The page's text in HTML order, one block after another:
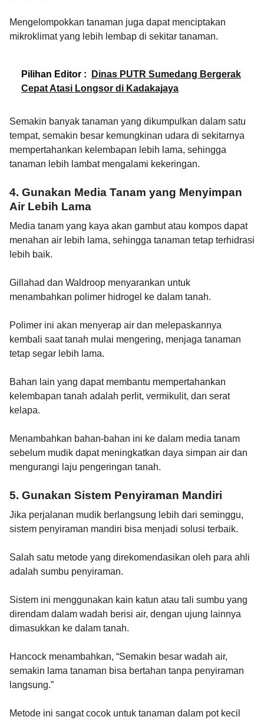
Mengelompokkan tanaman juga dapat menciptakan
mikroklimat yang lebih lembap di sekitar tanaman.
Pilihan Editor :
Dinas PUTR Sumedang Bergerak
Cepat Atasi Longsor di Kadakajaya
Semakin banyak tanaman yang dikumpulkan dalam satu
tempat, semakin besar kemungkinan udara di sekitarnya
mempertahankan kelembapan lebih lama, sehingga
tanaman lebih lambat mengalami kekeringan.
4. Gunakan Media Tanam yang Menyimpan
Air Lebih Lama
Media tanam yang kaya akan gambut atau kompos dapat
menahan air lebih lama, sehingga tanaman tetap terhidrasi
lebih baik.
Gillahad dan Waldroop menyarankan untuk
menambahkan polimer hidrogel ke dalam tanah.
Polimer ini akan menyerap air dan melepaskannya
kembali saat tanah mulai mengering, menjaga tanaman
tetap segar lebih lama.
Bahan lain yang dapat membantu mempertahankan
kelembapan tanah adalah perlit, vermikulit, dan serat
kelapa.
Menambahkan bahan-bahan ini ke dalam media tanam
sebelum mudik dapat meningkatkan daya simpan air dan
mengurangi laju pengeringan tanah.
5. Gunakan Sistem Penyiraman Mandiri
Jika perjalanan mudik berlangsung lebih dari seminggu,
sistem penyiraman mandiri bisa menjadi solusi terbaik.
Salah satu metode yang direkomendasikan oleh para ahli
adalah sumbu penyiraman.
Sistem ini menggunakan kain katun atau tali sumbu yang
direndam dalam wadah berisi air, dengan ujung lainnya
dimasukkan ke dalam tanah.
Hancock menambahkan, “Semakin besar wadah air,
semakin lama tanaman bisa bertahan tanpa penyiraman
langsung.”
Metode ini sangat cocok untuk tanaman dalam pot kecil